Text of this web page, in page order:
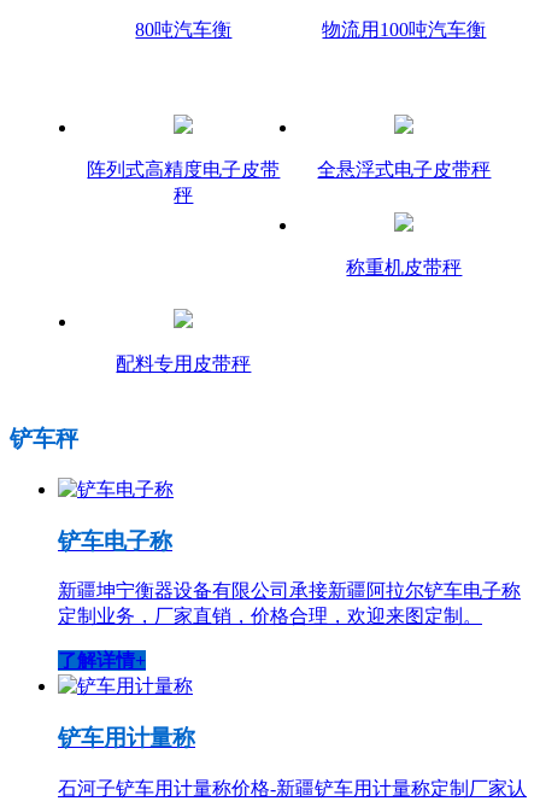
80吨汽车衡 物流用100吨汽车衡
阵列式高精度电子皮带
秤
全悬浮式电子皮带秤
称重机皮带秤
配料专用皮带秤
铲车秤
铲车电子称
新疆坤宁衡器设备有限公司承接新疆阿拉尔铲车电子称
定制业务，厂家直销，价格合理，欢迎来图定制。
了解详情+
铲车用计量称
石河子铲车用计量称价格-新疆铲车用计量称定制厂家认